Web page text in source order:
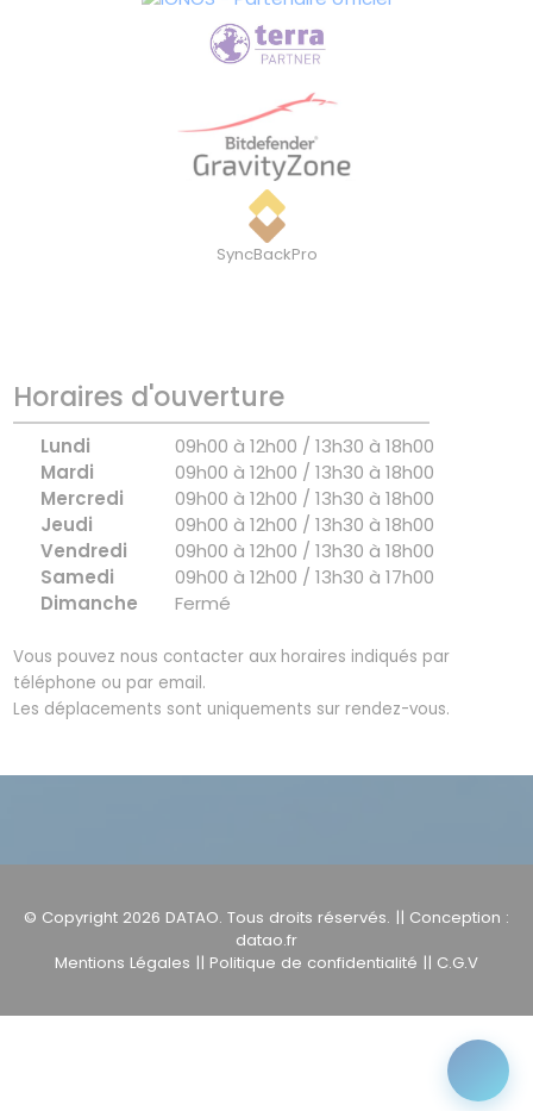
SyncBackPro
Horaires d'ouverture
Lundi
09h00 à 12h00 / 13h30 à 18h00
Mardi
09h00 à 12h00 / 13h30 à 18h00
Mercredi
09h00 à 12h00 / 13h30 à 18h00
Jeudi
09h00 à 12h00 / 13h30 à 18h00
Vendredi
09h00 à 12h00 / 13h30 à 18h00
Samedi
09h00 à 12h00 / 13h30 à 17h00
Dimanche
Fermé
Vous pouvez nous contacter aux horaires indiqués par
téléphone ou par email.
Les déplacements sont uniquements sur rendez-vous.
© Copyright 2026 DATAO. Tous droits réservés. || Conception :
datao.fr
Mentions Légales || Politique de confidentialité || C.G.V